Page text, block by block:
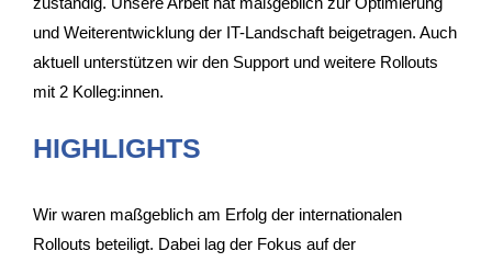
und Weiterentwicklung der IT-Landschaft beigetragen. Auch
aktuell unterstützen wir den Support und weitere Rollouts
mit 2 Kolleg:innen.
HIGHLIGHTS
Wir waren maßgeblich am Erfolg der internationalen
Rollouts beteiligt. Dabei lag der Fokus auf der